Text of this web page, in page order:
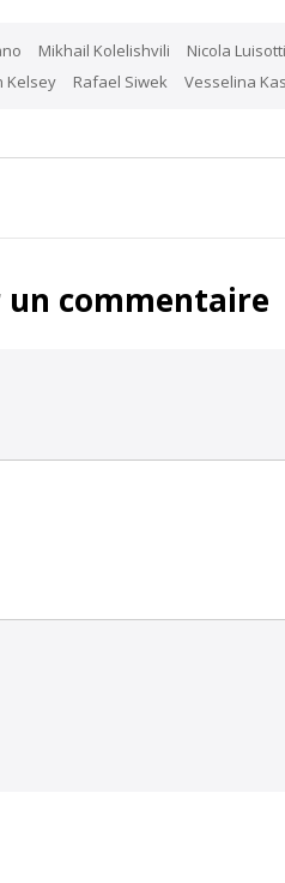
Mikhail Kolelishvili Nicola Luisotti
Kelsey Rafael Siwek Vesselina
un commentaire